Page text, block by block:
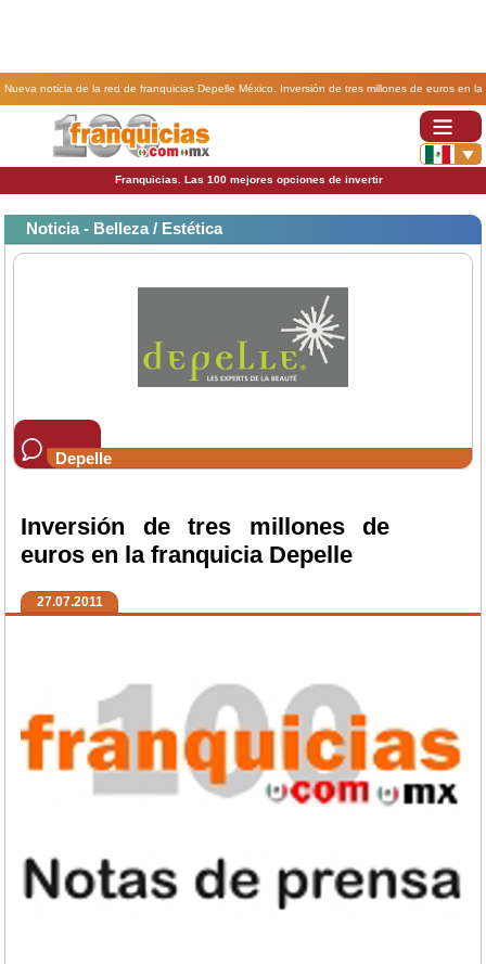
Nueva noticia de la red de franquicias Depelle México. Inversión de tres millones de euros en la
Franquicias. Las 100 mejores opciones de invertir
Noticia - Belleza / Estética
Depelle
Inversión de tres millones de
euros en la franquicia Depelle
27.07.2011